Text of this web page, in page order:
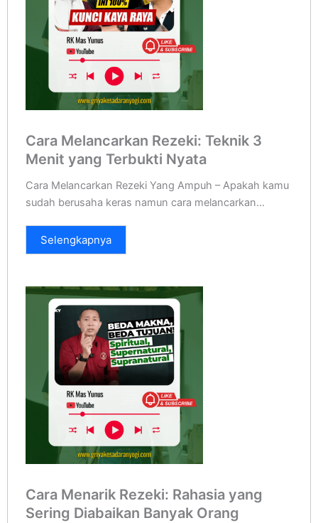
Cara Melancarkan Rezeki: Teknik 3
Menit yang Terbukti Nyata
Cara Melancarkan Rezeki Yang Ampuh – Apakah kamu
sudah berusaha keras namun cara melancarkan...
Selengkapnya
Cara Menarik Rezeki: Rahasia yang
Sering Diabaikan Banyak Orang